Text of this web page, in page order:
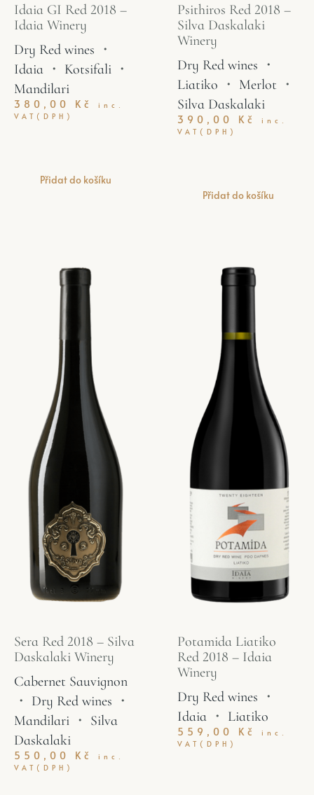
Idaia GI Red 2018 –
Idaia Winery
Dry Red wines ・
Idaia ・ Kotsifali ・
Mandilari
380,00 Kč
inc.
VAT(DPH)
Přidat do košíku
Psithiros Red 2018 –
Silva Daskalaki
Winery
Dry Red wines ・
Liatiko ・ Merlot ・
Silva Daskalaki
390,00 Kč
inc.
VAT(DPH)
Přidat do košíku
Sera Red 2018 – Silva
Daskalaki Winery
Cabernet Sauvignon
・ Dry Red wines ・
Mandilari ・ Silva
Daskalaki
550,00 Kč
inc.
VAT(DPH)
Potamida Liatiko
Red 2018 – Idaia
Winery
Dry Red wines ・
Idaia・ Liatiko
559,00 Kč
inc.
VAT(DPH)